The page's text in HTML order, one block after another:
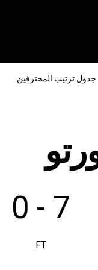
جدول ترتيب المحترفين
7
-
0
FT